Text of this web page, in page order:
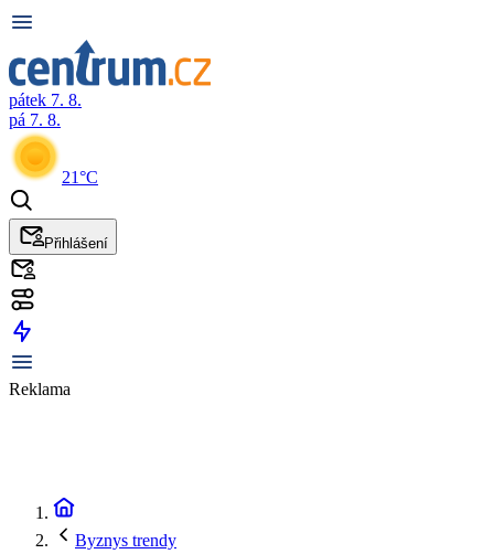
pátek 7. 8.
pá 7. 8.
21°C
Přihlášení
Reklama
Byznys trendy